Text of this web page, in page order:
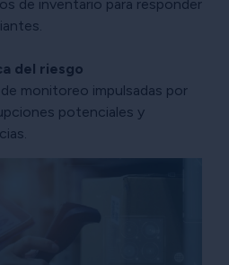
de inventario para responder
del riesgo
monitoreo impulsadas por
potenciales y